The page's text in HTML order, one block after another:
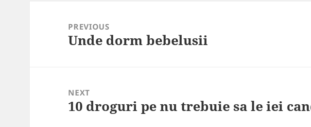
navigationPREVIOUS
Previous
Unde dorm bebelusii
NEXT
Next
10 droguri pe nu trebuie sa le iei